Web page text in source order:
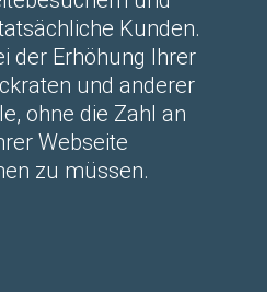
Kunden.
der Erhöhung Ihrer
und anderer
ohne die Zahl an
Webseite
zu müssen.